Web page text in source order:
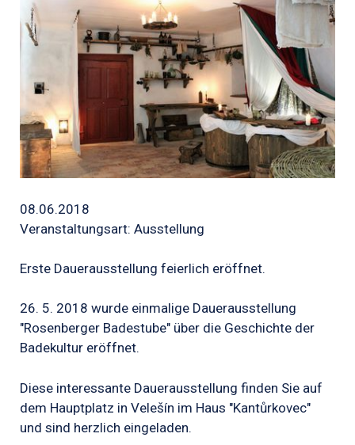
08.06.2018
Veranstaltungsart: Ausstellung
Erste Dauerausstellung feierlich eröffnet.
26. 5. 2018 wurde einmalige Dauerausstellung
"Rosenberger Badestube" über die Geschichte der
Badekultur eröffnet.
Diese interessante Dauerausstellung finden Sie auf
dem Hauptplatz in Velešín im Haus "Kantůrkovec"
und sind herzlich eingeladen.